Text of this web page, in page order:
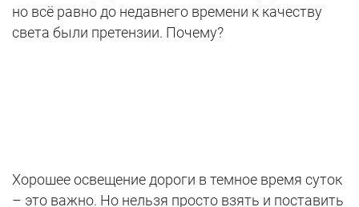
но всё равно до недавнего времени к качеству
света были претензии. Почему?
Хорошее освещение дороги в темное время суток
– это важно. Но нельзя просто взять и поставить